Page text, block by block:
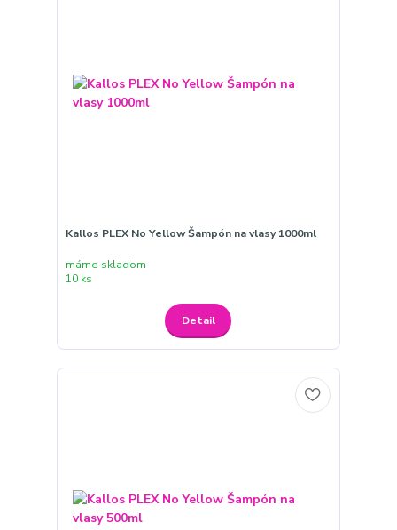
Kallos PLEX No Yellow Šampón na vlasy 1000ml
máme skladom
10 ks
Detail